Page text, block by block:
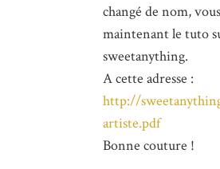
changé de nom,
maintenant le tuto
sweetanything.
A cette adresse :
http://
artiste.pdf
Bonne couture !